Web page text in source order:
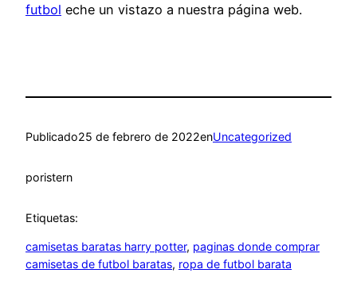
futbol eche un vistazo a nuestra página web.
Publicado25 de febrero de 2022enUncategorized
poristern
Etiquetas:
camisetas baratas harry potter, paginas donde comprar
camisetas de futbol baratas, ropa de futbol barata